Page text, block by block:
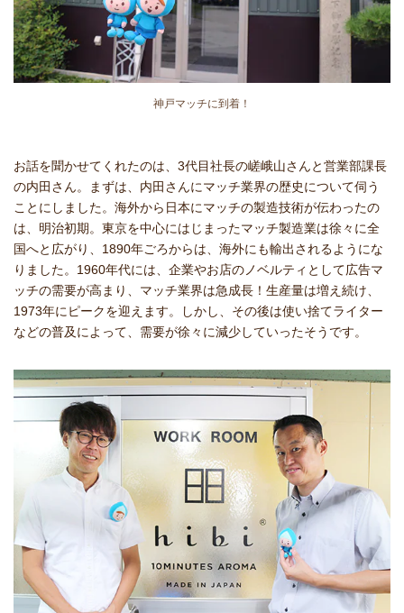
神戸マッチに到着！
お話を聞かせてくれたのは、3代目社長の嵯峨山さんと営業部課長
の内田さん。まずは、内田さんにマッチ業界の歴史について伺う
ことにしました。海外から日本にマッチの製造技術が伝わったの
は、明治初期。東京を中心にはじまったマッチ製造業は徐々に全
国へと広がり、1890年ごろからは、海外にも輸出されるようにな
りました。1960年代には、企業やお店のノベルティとして広告マ
ッチの需要が高まり、マッチ業界は急成長！生産量は増え続け、
1973年にピークを迎えます。しかし、その後は使い捨てライター
などの普及によって、需要が徐々に減少していったそうです。